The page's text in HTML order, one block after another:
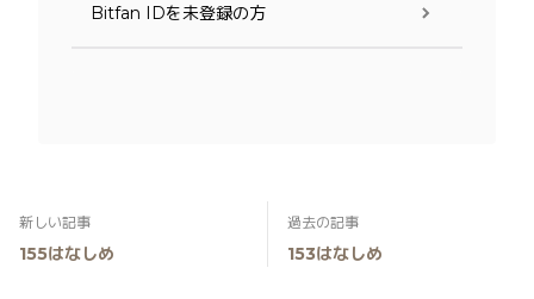
Bitfan IDを未登録の方
新しい記事
155はなしめ
過去の記事
153はなしめ